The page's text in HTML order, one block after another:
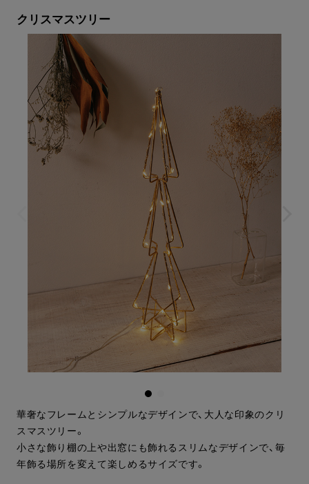
クリスマスツリー
華奢なフレームとシンプルなデザインで、大人な印象のクリ
スマスツリー。
小さな飾り棚の上や出窓にも飾れるスリムなデザインで、毎
年飾る場所を変えて楽しめるサイズです。